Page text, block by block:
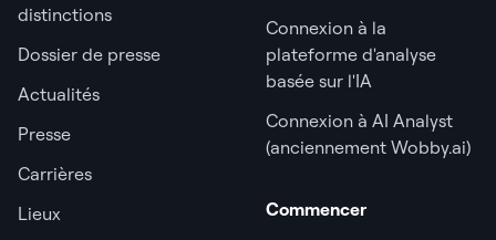
distinctions
Dossier de presse
Actualités
Presse
Carrières
Lieux
Connexion à la
plateforme d'analyse
basée sur l'IA
Connexion à AI Analyst
(anciennement Wobby.ai)
Commencer